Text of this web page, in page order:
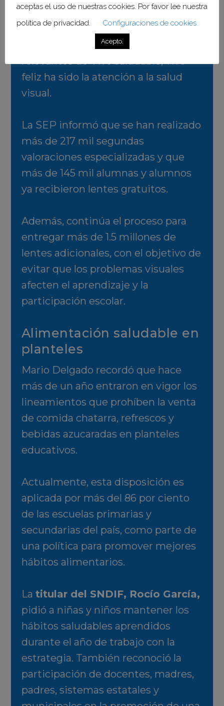
Lentes gratuitos y
atención visual
Uno de los resultados más
relevantes de Vive saludable, vive
feliz ha sido la atención a la salud
visual.
La SEP informó que se han realizado
más de 217 mil segundas
valoraciones especializadas y que
más de 145 mil alumnas y alumnos
ya recibieron lentes gratuitos.
Además, continúa el proceso para
entregar más de 1.5 millones de
lentes adicionales, con el objetivo de
evitar que los problemas visuales
afecten el aprendizaje y la
participación escolar.
Alimentación saludable en
planteles
Mario Delgado recordó que hace
más de un año entraron en vigor los
lineamientos que prohíben la venta
de comida chatarra, refrescos y
bebidas azucaradas en planteles
educativos.
Actualmente, esta disposición es
aplicada por más del 86 por ciento
de las escuelas primarias y
secundarias del país, como parte de
una política para promover mejores
hábitos alimentarios.
La titular del SNDIF, Rocío García,
pidió a niñas y niños mantener los
hábitos saludables aprendidos
durante el año de trabajo con la
estrategia. También reconoció la
participación de docentes, madres,
padres, sistemas estatales y
aceptas el uso de nuestras cookies. Por favor lee nuestra
política de privacidad.
Configuraciones de cookies.
Acepto.